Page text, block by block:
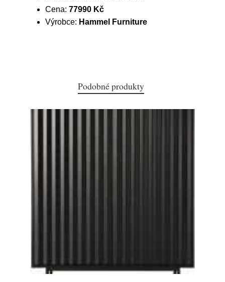
Cena: 77990 Kč
Výrobce: Hammel Furniture
Podobné produkty